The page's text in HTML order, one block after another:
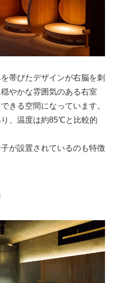
帯びたデザインが右脳を刺
やかな雰囲気のある右室
きる空間になっています。
、温度は約85℃と比較的
が設置されているのも特徴